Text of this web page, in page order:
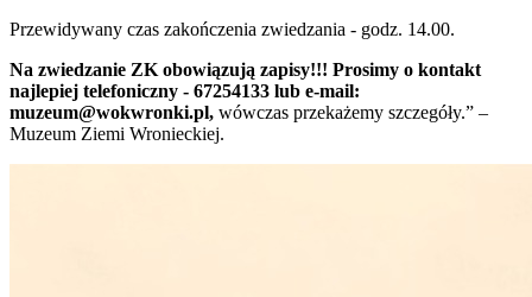
Przewidywany czas zakończenia zwiedzania - godz. 14.00.
Na zwiedzanie ZK obowiązują zapisy!!! Prosimy o kontakt
najlepiej telefoniczny - 67254133 lub e-mail:
muzeum@wokwronki.pl, wówczas przekażemy szczegóły.” –
Muzeum Ziemi Wronieckiej.